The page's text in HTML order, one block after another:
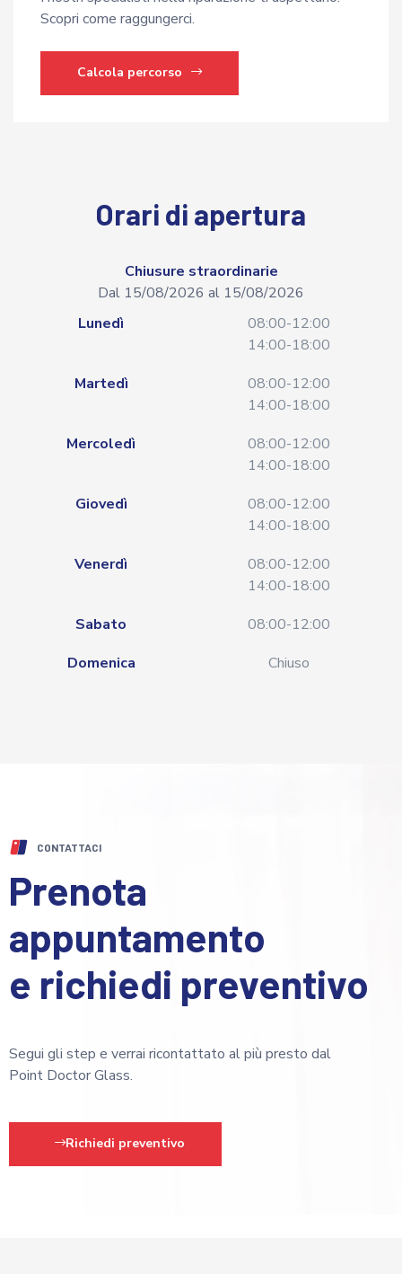
Scopri come raggungerci.
Calcola percorso
Orari di apertura
Chiusure straordinarie
Dal 15/08/2026 al 15/08/2026
Lunedì
08:00-12:00
14:00-18:00
Martedì
08:00-12:00
14:00-18:00
Mercoledì
08:00-12:00
14:00-18:00
Giovedì
08:00-12:00
14:00-18:00
Venerdì
08:00-12:00
14:00-18:00
Sabato
08:00-12:00
Domenica
Chiuso
CONTATTACI
Prenota
appuntamento
e richiedi preventivo
Segui gli step e verrai ricontattato al più presto dal
Point Doctor Glass.
Richiedi preventivo